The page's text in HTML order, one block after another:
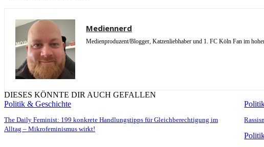
Mediennerd
Medienproduzent/Blogger, Katzenliebhaber und 1. FC Köln Fan im
DIESES KÖNNTE DIR AUCH GEFALLEN
Politik & Geschichte
The Daily Feminist: 199 konkrete Handlungstipps für Gleichberechtigung im
Alltag – Mikrofeminismus wirkt!